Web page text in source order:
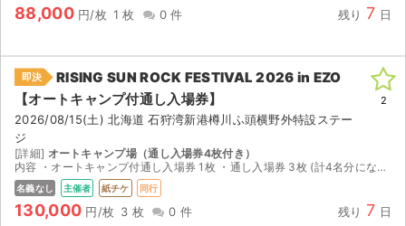
サイト情報
88,000 円/枚 1 枚 0 件 残り 7 日
即決
RISING SUN ROCK FESTIVAL 2026 in EZO
【オートキャンプ付通し⼊場券】
2026/08/15(土) 北海道 石狩湾新港樽川ふ頭横野外特設ステー
ジ
[詳細] オートキャンプ場（通し入場券4枚付き）
内容 ・オートキャンプ付通し入場券 1枚 ・通し入場券 3枚 (計4名分になります)
名義なし 主催者 紙チケ 同行
130,000 円/枚 3 枚 0 件 残り 7 日
2